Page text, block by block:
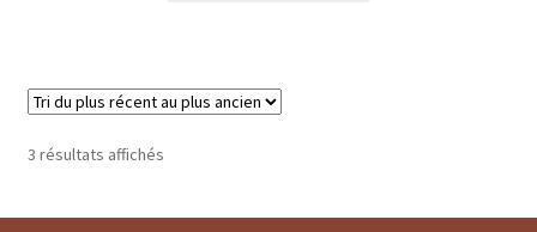
3 résultats affichésTrié